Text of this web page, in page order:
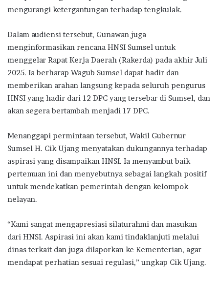
mengurangi ketergantungan terhadap tengkulak.
Dalam audiensi tersebut, Gunawan juga
menginformasikan rencana HNSI Sumsel untuk
menggelar Rapat Kerja Daerah (Rakerda) pada akhir Juli
2025. Ia berharap Wagub Sumsel dapat hadir dan
memberikan arahan langsung kepada seluruh pengurus
HNSI yang hadir dari 12 DPC yang tersebar di Sumsel, dan
akan segera bertambah menjadi 17 DPC.
Menanggapi permintaan tersebut, Wakil Gubernur
Sumsel H. Cik Ujang menyatakan dukungannya terhadap
aspirasi yang disampaikan HNSI. Ia menyambut baik
pertemuan ini dan menyebutnya sebagai langkah positif
untuk mendekatkan pemerintah dengan kelompok
nelayan.
“Kami sangat mengapresiasi silaturahmi dan masukan
dari HNSI. Aspirasi ini akan kami tindaklanjuti melalui
dinas terkait dan juga dilaporkan ke Kementerian, agar
mendapat perhatian sesuai regulasi,” ungkap Cik Ujang.